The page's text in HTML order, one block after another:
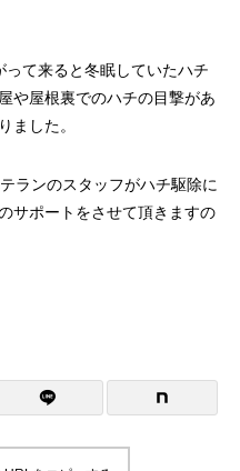
て来ると冬眠していたハチ
や屋根裏でのハチの目撃があ
ました。
ランのスタッフがハチ駆除に
サポートをさせて頂きますの